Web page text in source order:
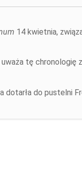
14 kwietnia,
tę chronologię
do pustelni